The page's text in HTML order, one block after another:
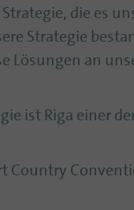
die es
Strategie
Lösungen an
ist Riga einer
Country